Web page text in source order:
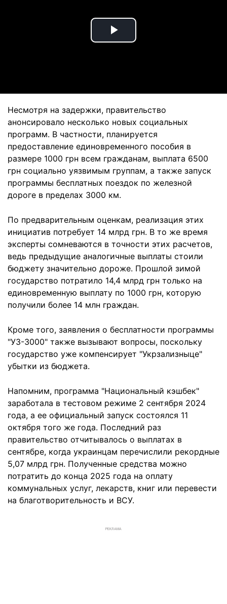
Play
Несмотря на задержки, правительство
анонсировало несколько новых социальных
программ. В частности, планируется
предоставление единовременного пособия в
размере 1000 грн всем гражданам, выплата 6500
грн социально уязвимым группам, а также запуск
программы бесплатных поездок по железной
дороге в пределах 3000 км.
По предварительным оценкам, реализация этих
инициатив потребует 14 млрд грн. В то же время
эксперты сомневаются в точности этих расчетов,
ведь предыдущие аналогичные выплаты стоили
бюджету значительно дороже. Прошлой зимой
государство потратило 14,4 млрд грн только на
единовременную выплату по 1000 грн, которую
получили более 14 млн граждан.
Кроме того, заявления о бесплатности программы
"УЗ-3000" также вызывают вопросы, поскольку
государство уже компенсирует "Укрзализныце"
убытки из бюджета.
Напомним, программа "Национальный кэшбек"
заработала в тестовом режиме 2 сентября 2024
года, а ее официальный запуск состоялся 11
октября того же года. Последний раз
правительство отчитывалось о выплатах в
сентябре, когда украинцам перечислили рекордные
5,07 млрд грн. Полученные средства можно
потратить до конца 2025 года на оплату
коммунальных услуг, лекарств, книг или перевести
на благотворительность и ВСУ.
РЕКЛАМА